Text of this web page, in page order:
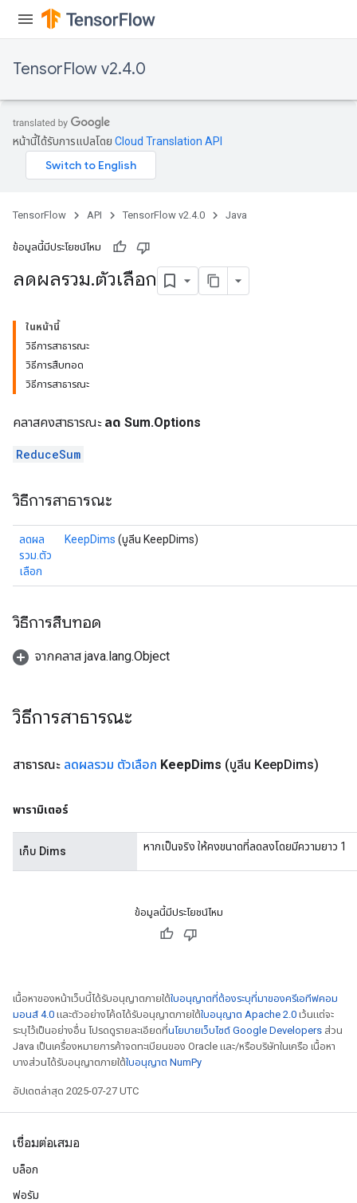
TensorFlow v2.4.0
หน้านี้ได้รับการแปลโดย Cloud Translation API
TensorFlow API TensorFlow v2.4.0 Java
ข้อมูลนี้มีประโยชน์ไหม
ลดผลรวม.ตัวเลือก
ในหน้านี้
วิธีการสาธารณะ
วิธีการสืบทอด
วิธีการสาธารณะ
คลาสคงสาธารณะ ลด Sum.Options
ReduceSum
วิธีการสาธารณะ
ลดผล
รวม.ตัว
เลือก
KeepDims (บูลีน KeepDims)
วิธีการสืบทอด
จากคลาส java.lang.Object
วิธีการสาธารณะ
สาธารณะ ลดผลรวม ตัวเลือก KeepDims (บูลีน KeepDims)
พารามิเตอร์
เก็บ Dims หากเป็นจริง ให้คงขนาดที่ลดลงโดยมีความยาว 1
ข้อมูลนี้มีประโยชน์ไหม
เนื้อหาของหน้าเว็บนี้ได้รับอนุญาตภายใต้ใบอนุญาตที่ต้องระบุที่มาของครีเอทีฟคอม
มอนส์ 4.0 และตัวอย่างโค้ดได้รับอนุญาตภายใต้ใบอนุญาต Apache 2.0 เว้นแต่จะ
ระบุไว้เป็นอย่างอื่น โปรดดูรายละเอียดที่นโยบายเว็บไซต์ Google Developers ส่วน
Java เป็นเครื่องหมายการค้าจดทะเบียนของ Oracle และ/หรือบริษัทในเครือ เนื้อหา
บางส่วนได้รับอนุญาตภายใต้ใบอนุญาต NumPy
อัปเดตล่าสุด 2025-07-27 UTC
เชื่อมต่อเสมอ
บล็อก
ฟอรัม